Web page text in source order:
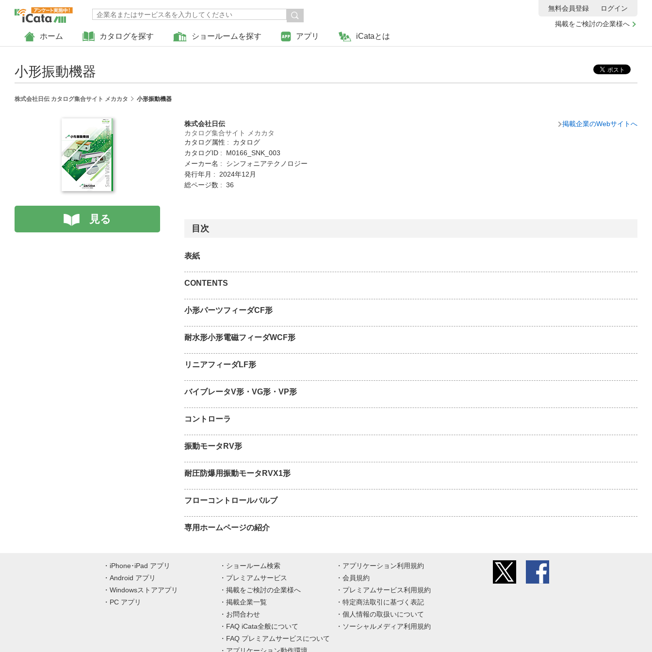
ホーム カタログを探す ショールームを探す アプリ iCataとは
掲載をご検討の企業様へ
無料会員登録 ログイン
小形振動機器
株式会社日伝 カタログ集合サイト メカカタ 小形振動機器
見る
株式会社日伝
カタログ集合サイト メカカタ
カタログ属性 : カタログ
カタログID : M0166_SNK_003
メーカー名 : シンフォニアテクノロジー
発行年月 : 2024年12月
総ページ数 : 36
掲載企業のWebサイトへ
目次
表紙
CONTENTS
小形パーツフィーダCF形
耐水形小形電磁フィーダWCF形
リニアフィーダLF形
バイブレータV形・VG形・VP形
コントローラ
振動モータRV形
耐圧防爆用振動モータRVX1形
フローコントロールバルブ
専用ホームページの紹介
iPhone･iPad アプリ
Android アプリ
Windowsストアアプリ
PC アプリ
ショールーム検索
プレミアムサービス
掲載をご検討の企業様へ
掲載企業一覧
お問合わせ
FAQ iCata全般について
FAQ プレミアムサービスについて
アプリケーション利用規約
会員規約
プレミアムサービス利用規約
特定商法取引に基づく表記
個人情報の取扱いについて
ソーシャルメディア利用規約